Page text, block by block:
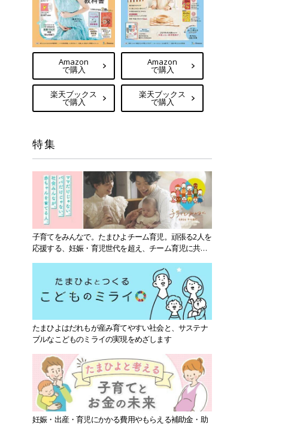
Amazon
で購入
楽天ブックス
で購入
Amazon
で購入
楽天ブックス
で購入
特集
子育てをみんなで。たまひよチーム育児。頑張る2人を
応援する、妊娠・育児世代を超え、チーム育児に共感
たまひよはだれもが産み育てやすい社会と、サステナ
ブルなこどものミライの実現をめざします
妊娠・出産・育児にかかる費用やもらえる補助金・助